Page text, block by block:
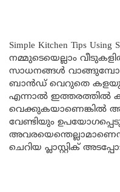
Simple Kitchen Tips
നമ്മുടെയെല്ലാം
സാധനങ്ങൾ
ബാൻഡ് വെറുതെ
എന്നാൽ ഇത്തരത്തിൽ
വെക്കുകയാണെങ്കിൽ
വേണ്ടിയും
ചെറിയ പ്ലാസ്റ്റിക്